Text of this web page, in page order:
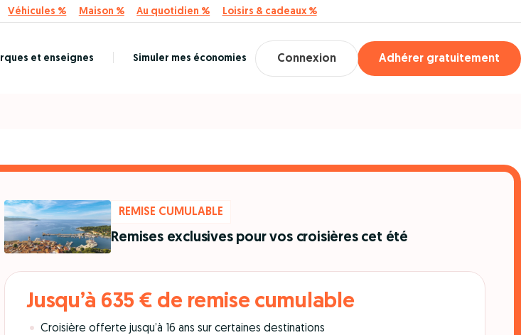
Véhicules % Maison % Au quotidien % Loisirs & cadeaux %
et enseignes Simuler mes économies Connexion Adhérer gratuitement
REMISE CUMULABLE
Remises exclusives pour vos croisières cet été
Jusqu’à 635 € de remise cumulable
Croisière offerte jusqu’à 16 ans sur certaines destinations